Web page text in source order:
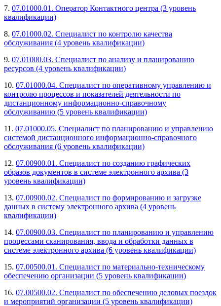
7. 07.01000.01. Оператор Контактного центра (3 уровень
квалификации)
8. 07.01000.02. Специалист по контролю качества
обслуживания (4 уровень квалификации)
9. 07.01000.03. Специалист по анализу и планированию
ресурсов (4 уровень квалификации)
10. 07.01000.04. Специалист по оперативному управлению и
контролю процессов и показателей деятельности по
дистанционному информационно-справочному
обслуживанию (5 уровень квалификации)
11. 07.01000.05. Специалист по планированию и управлению
системой дистанционного информационно-справочного
обслуживания (6 уровень квалификации)
12. 07.00900.01. Специалист по созданию графических
образов документов в системе электронного архива (3
уровень квалификации)
13. 07.00900.02. Специалист по формированию и загрузке
данных в систему электронного архива (4 уровень
квалификации)
14. 07.00900.03. Специалист по планированию и управлению
процессами сканирования, ввода и обработки данных в
системе электронного архива (6 уровень квалификации)
15. 07.00500.01. Специалист по материально-техническому
обеспечению организации (5 уровень квалификации)
16. 07.00500.02. Специалист по обеспечению деловых поездок
и мероприятий организации (5 уровень квалификации)